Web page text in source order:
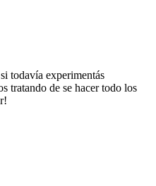
todavía experimentás
tratando de se hacer todo los